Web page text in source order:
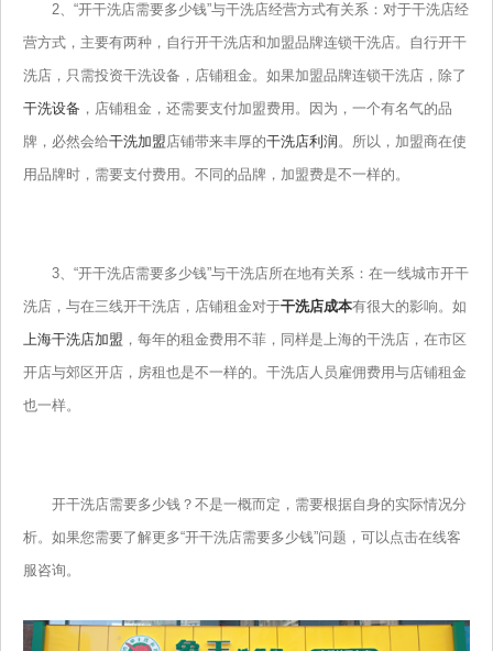
2、“开干洗店需要多少钱”与干洗店经营方式有关系：对于干洗店经
营方式，主要有两种，自行开干洗店和加盟品牌连锁干洗店。自行开干
洗店，只需投资干洗设备，店铺租金。如果加盟品牌连锁干洗店，除了
干洗设备 ，店铺租金，还需要支付加盟费用。因为，一个有名气的品
牌，必然会给干洗加盟店铺带来丰厚的干洗店利润。所以，加盟商在使
用品牌时，需要支付费用。不同的品牌，加盟费是不一样的。
3、“开干洗店需要多少钱”与干洗店所在地有关系：在一线城市开干
洗店，与在三线开干洗店，店铺租金对于干洗店成本有很大的影响。如
上海干洗店加盟 ，每年的租金费用不菲，同样是上海的干洗店，在市区
开店与郊区开店，房租也是不一样的。干洗店人员雇佣费用与店铺租金
也一样。
开干洗店需要多少钱？不是一概而定，需要根据自身的实际情况分
析。如果您需要了解更多“开干洗店需要多少钱”问题，可以点击在线客
服咨询。